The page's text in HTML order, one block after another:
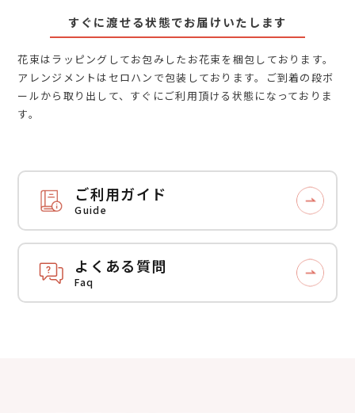
すぐに渡せる状態でお届けいたします
花束はラッピングしてお包みしたお花束を梱包しております。
アレンジメントはセロハンで包装しております。ご到着の段ボ
ールから取り出して、すぐにご利用頂ける状態になっておりま
す。
ご利用ガイド
Guide
よくある質問
Faq